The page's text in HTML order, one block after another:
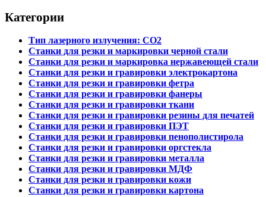
Категории
Тип лазерного излучения: СО2
Станки для резки и маркировки черной стали
Станки для резки и маркировка нержавеющей стали
Станки для резки и гравировки электрокартона
Станки для резки и гравировки фетра
Станки для резки и гравировки фанеры
Станки для резки и гравировки ткани
Станки для резки и гравировки резины для печатей
Станки для резки и гравировки ПЭТ
Станки для резки и гравировки пенополистирола
Станки для резки и гравировки оргстекла
Станки для резки и гравировки металла
Станки для резки и гравировки МДФ
Станки для резки и гравировки кожи
Станки для резки и гравировки картона